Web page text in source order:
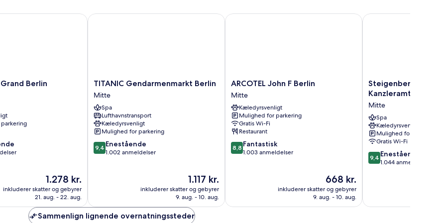
Berlin
Prisen
er
1.278 kr.
1.278 kr.
inkluderer skatter og gebyrer
21. aug. - 22. aug.
Berlin
TITANIC
Gendarmenmarkt
Berlin
Mitte
TITANIC Gendarmenmarkt Berlin
Mitte
Spa
Lufthavnstransport
Kæledyrsvenligt
Mulighed for parkering
9.4
ud
9,4 Enestående
1.002 anmeldelser
Prisen
er
1.117 kr.
1.117 kr.
inkluderer skatter og gebyrer
9. aug. - 10. aug.
TITANIC Gendarmenmarkt Berlin
ARCOTEL
John
F
Berlin
Mitte
ARCOTEL John F Berlin
Mitte
Kæledyrsvenligt
Mulighed for parkering
Gratis Wi-Fi
Restaurant
8.8
ud
8,8 Fantastisk
1.003 anmeldelser
Prisen
er
668 kr.
668 kr.
inkluderer skatter og gebyrer
9. aug. - 10. aug.
ARCOTEL John F Berlin
Steigenberger
Hotel
Kanzleramt
Mitte
Steigenberger
Kanzleramt
Mitte
Spa
Kæledyrsvenligt
Mulighed for parkering
Gratis Wi-Fi
9.4
ud
anmeldelser
9,4 Enestående
1.044 anmeldelser
Steigenberger Hotel
Sammenlign lignende overnatningssteder